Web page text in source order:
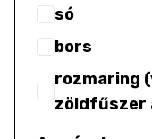
só
bors
rozmaring